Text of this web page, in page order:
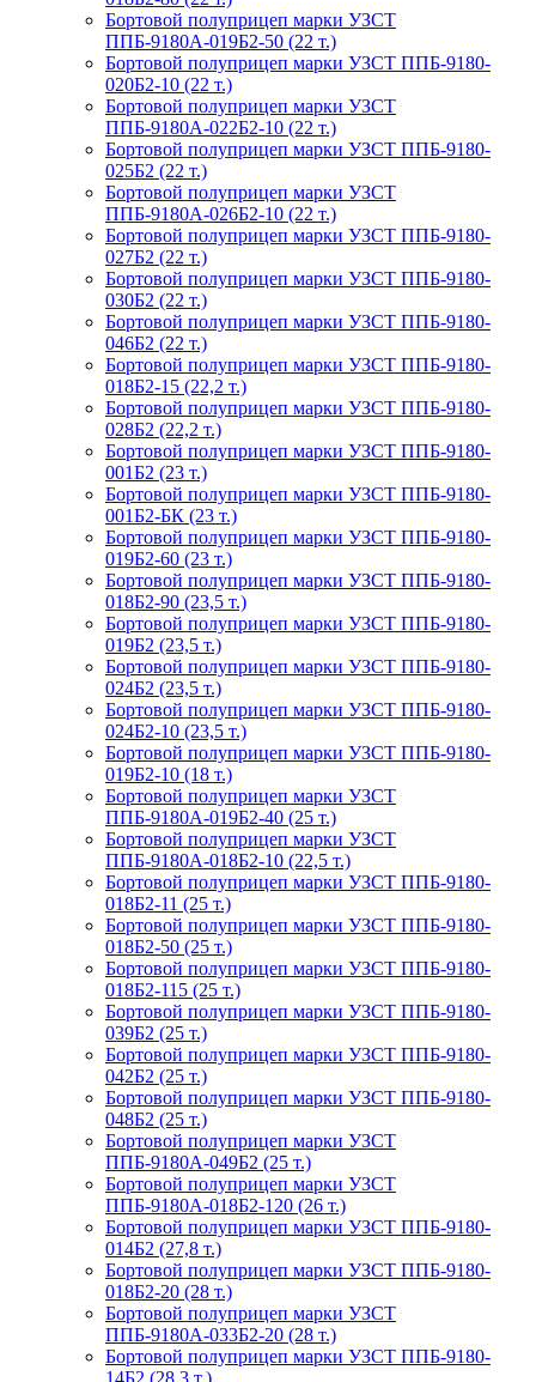
Бортовой полуприцеп марки УЗСТ
ППБ-9180А-019Б2-50 (22 т.)
Бортовой полуприцеп марки УЗСТ ППБ-9180-
020Б2-10 (22 т.)
Бортовой полуприцеп марки УЗСТ
ППБ-9180А-022Б2-10 (22 т.)
Бортовой полуприцеп марки УЗСТ ППБ-9180-
025Б2 (22 т.)
Бортовой полуприцеп марки УЗСТ
ППБ-9180А-026Б2-10 (22 т.)
Бортовой полуприцеп марки УЗСТ ППБ-9180-
027Б2 (22 т.)
Бортовой полуприцеп марки УЗСТ ППБ-9180-
030Б2 (22 т.)
Бортовой полуприцеп марки УЗСТ ППБ-9180-
046Б2 (22 т.)
Бортовой полуприцеп марки УЗСТ ППБ-9180-
018Б2-15 (22,2 т.)
Бортовой полуприцеп марки УЗСТ ППБ-9180-
028Б2 (22,2 т.)
Бортовой полуприцеп марки УЗСТ ППБ-9180-
001Б2 (23 т.)
Бортовой полуприцеп марки УЗСТ ППБ-9180-
001Б2-БК (23 т.)
Бортовой полуприцеп марки УЗСТ ППБ-9180-
019Б2-60 (23 т.)
Бортовой полуприцеп марки УЗСТ ППБ-9180-
018Б2-90 (23,5 т.)
Бортовой полуприцеп марки УЗСТ ППБ-9180-
019Б2 (23,5 т.)
Бортовой полуприцеп марки УЗСТ ППБ-9180-
024Б2 (23,5 т.)
Бортовой полуприцеп марки УЗСТ ППБ-9180-
024Б2-10 (23,5 т.)
Бортовой полуприцеп марки УЗСТ ППБ-9180-
019Б2-10 (18 т.)
Бортовой полуприцеп марки УЗСТ
ППБ-9180А-019Б2-40 (25 т.)
Бортовой полуприцеп марки УЗСТ
ППБ-9180А-018Б2-10 (22,5 т.)
Бортовой полуприцеп марки УЗСТ ППБ-9180-
018Б2-11 (25 т.)
Бортовой полуприцеп марки УЗСТ ППБ-9180-
018Б2-50 (25 т.)
Бортовой полуприцеп марки УЗСТ ППБ-9180-
018Б2-115 (25 т.)
Бортовой полуприцеп марки УЗСТ ППБ-9180-
039Б2 (25 т.)
Бортовой полуприцеп марки УЗСТ ППБ-9180-
042Б2 (25 т.)
Бортовой полуприцеп марки УЗСТ ППБ-9180-
048Б2 (25 т.)
Бортовой полуприцеп марки УЗСТ
ППБ-9180А-049Б2 (25 т.)
Бортовой полуприцеп марки УЗСТ
ППБ-9180А-018Б2-120 (26 т.)
Бортовой полуприцеп марки УЗСТ ППБ-9180-
014Б2 (27,8 т.)
Бортовой полуприцеп марки УЗСТ ППБ-9180-
018Б2-20 (28 т.)
Бортовой полуприцеп марки УЗСТ
ППБ-9180А-033Б2-20 (28 т.)
Бортовой полуприцеп марки УЗСТ ППБ-9180-
14Б2 (28,3 т.)